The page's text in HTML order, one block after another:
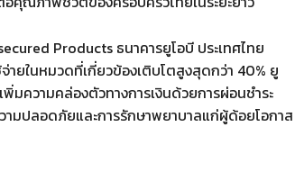
Products ธนาคารยูโอบี ประเทศไทย
ยในหมวดที่เกี่ยวข้องเติบโตสูงสุดกว่า 40% ยู
มความคล่องตัวทางการเงินด้วยการผ่อนชำระ
มปลอดภัยและการรักษาพยาบาลแก่ผู้ด้อยโอกาส